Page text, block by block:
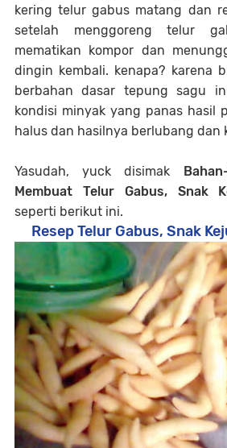
kering telur gabus matang dan
setelah menggoreng telur
mematikan kompor dan
dingin kembali. kenapa? karena
berbahan dasar tepung sagu
kondisi minyak yang panas hasil
halus dan hasilnya berlubang dan
Yasudah, yuck disimak
Membuat Telur Gabus, Snak
seperti berikut ini.
Resep Telur Gabus, Snak